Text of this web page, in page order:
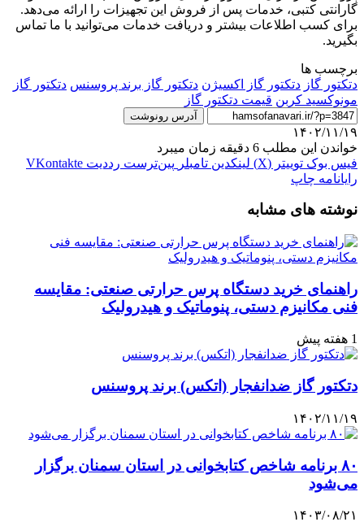
گارانتی کتبی، خدمات پس از فروش این تجهیزات را ارائه می‌دهد.
برای کسب اطلاعات بیشتر و دریافت خدمات می‌توانید با ما تماس
بگیرید.
برچسب ها
دتکتور گاز دتکتور گاز اکسیژن دتکتور گاز برند پروسنس دتکتور گاز
مونوکسید کربن قیمت دتکتور گاز
آدرس رونوشت
۱۴۰۲/۱۱/۱۹
خواندن این مطلب 6 دقیقه زمان میبرد
فیس بوک توییتر (X) لینکدین ‫تامبلر ‫پین‌ترست ‫رددیت ‫VKontakte
رایانامه چاپ
نوشته های مشابه
راهنمای خرید دستگاه پرس حرارتی صنعتی: مقایسه
فنی مکانیزم دستی، پنوماتیک و هیدرولیک
1 هفته پیش
دتکتور گاز ضدانفجار (اتکس) برند پروسنس
۱۴۰۲/۱۱/۱۹
۸۰ برنامه شاخص کتابخوانی در استان سمنان برگزار
می‌شود
۱۴۰۳/۰۸/۲۱